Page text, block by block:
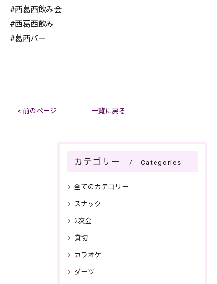
#西葛西飲み会
#西葛西飲み
#葛西バー
< 前のページ 一覧に戻る
カテゴリー Categories
全てのカテゴリー
スナック
2次会
貸切
カラオケ
ダーツ